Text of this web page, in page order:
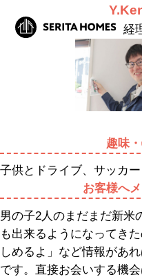
最新物件情報
見学会・イベント
セリタホームズが
大切にしていること
土地建物の売却相
ブログ
施工事例
経
趣味
子供とドライブ、サッカー
お客様へ
男の子2人のまだまだ新米
も出来るようになってき
しめるよ」など情報があ
です。直接お会いする機